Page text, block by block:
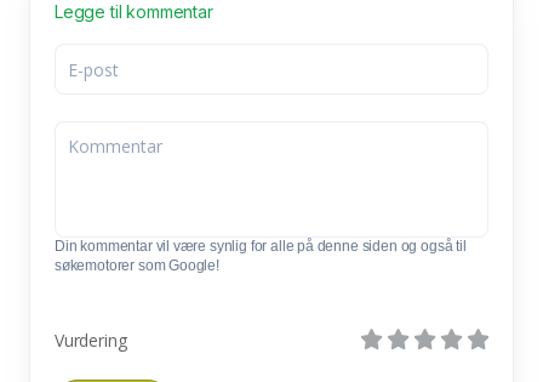
Legge til kommentar
Din kommentar vil være synlig for alle på denne siden og også til
søkemotorer som Google!
Vurdering